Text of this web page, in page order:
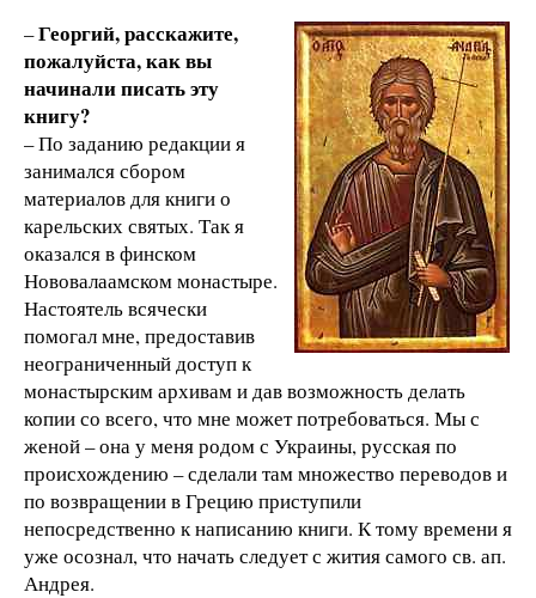
–Георгий, расскажите,
пожалуйста, как вы
начинали писать эту
книгу?
– По заданию редакции я
занимался сбором
материалов для книги о
карельских святых. Так я
оказался в финском
Нововалаамском монастыре.
Настоятель всячески
помогал мне, предоставив
неограниченный доступ к
монастырским архивам и дав возможность делать
копии со всего, что мне может потребоваться. Мы с
женой – она у меня родом с Украины, русская по
происхождению – сделали там множество переводов и
по возвращении в Грецию приступили
непосредственно к написанию книги. К тому времени я
уже осознал, что начать следует с жития самого св. ап.
Андрея.